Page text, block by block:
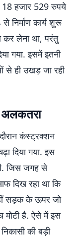
हजार 529 रुपये
निर्माण कार्य शुरू
लेना था, परंतु
गया. इसमें इतनी
से ही उखड़ जा रही
अलकतरा
कंस्ट्रक्शन
दिया गया. इस
जिस जगह से
दिख रहा था कि
सड़क के ऊपर जो
मोटी है. ऐसे में इस
की बड़ी